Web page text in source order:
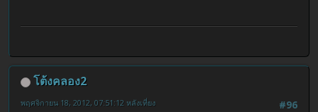
โต้งคลอง2
#96
พฤศจิกายน 18, 2012, 07:51:12 หลังเที่ยง